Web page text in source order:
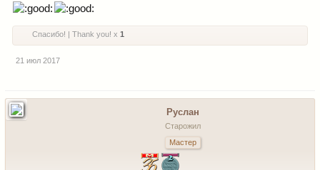
Спасибо! | Thank you! x 1
21 июл 2017
Руслан
Старожил
Мастер